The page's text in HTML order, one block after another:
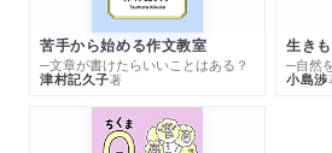
苦手から始める作文教室
─文章が書けたらいいことはある？
津村記久子著
生き
小島渉